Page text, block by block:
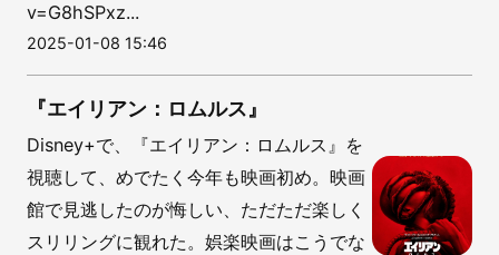
v=G8hSPxz...
2025-01-08 15:46
『エイリアン：ロムルス』
Disney+で、『エイリアン：ロムルス』を
視聴して、めでたく今年も映画初め。映画
館で見逃したのが悔しい、ただただ楽しく
スリリングに観れた。娯楽映画はこうでな